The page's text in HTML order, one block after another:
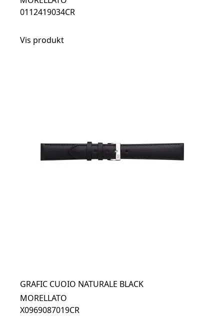
0112419034CR
Vis produkt
GRAFIC CUOIO NATURALE BLACK
MORELLATO
X0969087019CR